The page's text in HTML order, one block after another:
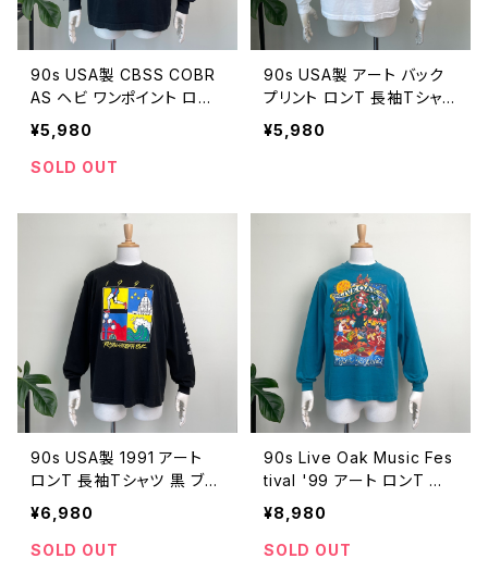
90s USA製 CBSS COBR
AS ヘビ ワンポイント ロンT
長袖Tシャツ 黒 ブラック ヴ
ィンテージ 古着 シングルス
テッチ 蛇 90年代 ビンテー
¥5,980
SOLD OUT
90s USA製 アート バック
プリント ロンT 長袖Tシャツ
ヴィンテージ 古着 白 ホワ
イト シングルステッチ 地球
¥5,980
90s USA製 1991 アート
ロンT 長袖Tシャツ 黒 ブラ
ック 袖プリント 企業ロゴ ゲ
ータレード アシックス ヴィ
ンテージ 古着 マラソン 90
¥6,980
SOLD OUT
90s Live Oak Music Fes
tival '99 アート ロンT 長
袖Tシャツ 音楽フェス 猫 ア
ニマル 動物 ヴィンテージ
古着 ターコイズ 90年代 ビ
¥8,980
SOLD OUT